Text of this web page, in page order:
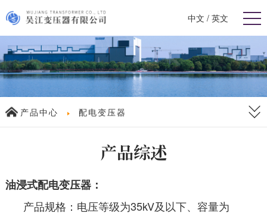
中文 / 英文
产品中心 配电变压器
产品综述
油浸式配电变压器：
产品规格：电压等级为35kV及以下、容量为